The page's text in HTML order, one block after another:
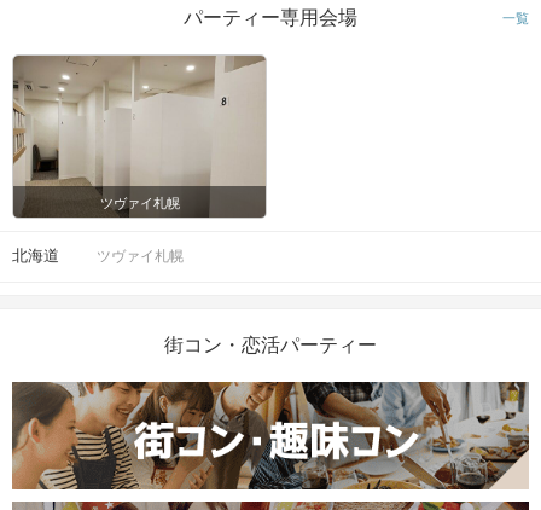
パーティー専用会場 一覧
ツヴァイ札幌
北海道 ツヴァイ札幌
街コン・恋活パーティー